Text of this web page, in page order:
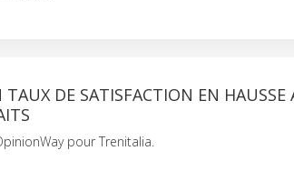
DE SATISFACTION EN HAUSSE
pour Trenitalia.